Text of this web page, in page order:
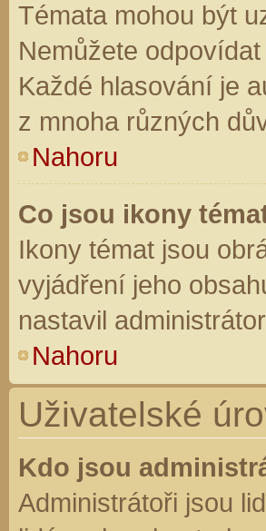
Témata mohou být
Nemůžete
Každé hlasování je
z mnoha různých
Nahoru
Co jsou ikony
Ikony témat jsou
vyjádření jeho
nastavil
Nahoru
Uživatelské
Kdo jsou
Administrátoři jsou